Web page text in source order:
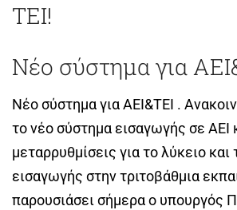
ΤΕΙ!
Νέο σύστημα για
Νέο σύστημα για ΑΕΙ&ΤΕΙ .
το νέο σύστημα εισαγωγής σε ΑΕΙ
μεταρρυθμίσεις για το λύκειο
εισαγωγής στην τριτοβάθμια
παρουσιάσει σήμερα ο υπουργός